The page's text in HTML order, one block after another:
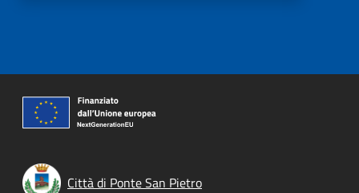
Città di Ponte San Pietro